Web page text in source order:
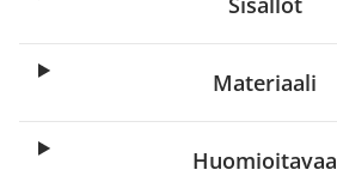
Materiaali
Huomioitavaa